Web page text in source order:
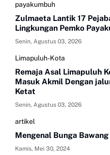
payakumbuh
Zulmaeta Lantik 17
Lingkungan Pemko
Senin, Agustus 03, 2026
Limapuluh-Kota
Remaja Asal Limapuluh
Masuk Akmil Dengan
Ketat
Senin, Agustus 03, 2026
artikel
Mengenal Bunga
Kamis, Mei 30, 2024